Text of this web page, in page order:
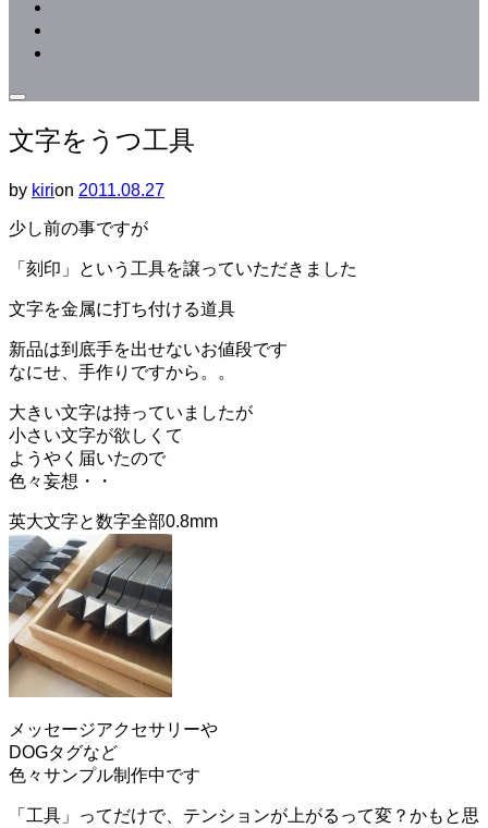
サ
イ
ド
ー
と
ナ
ゲ
ー
シ
ョ
ン
を
切
り
替
え
る
文字をうつ工具
by kirion 投
日:
2011.08.27
少し前の事ですが
「刻印」という工具を譲っていただきました
文字を金属に打ち付ける道具
新品は到底手を出せないお値段です
なにせ、手作りですから。。
大きい文字は持っていましたが
小さい文字が欲しくて
ようやく届いたので
色々妄想・・
英大文字と数字全部0.8mm
メッセージアクセサリーや
DOGタグなど
色々サンプル制作中です
「工具」ってだけで、テンションが上がるって変？かもと思